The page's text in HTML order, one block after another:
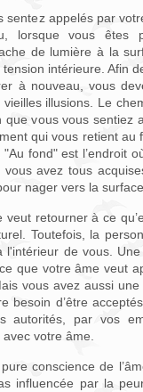
sentez appelés par
lorsque vous
de lumière à la
intérieure. Afin
à nouveau, vous
illusions. Le
vous vous sentiez
qui vous retient au
fond" est l’endroit
avez tous
nager vers la surface.
veut retourner à ce
Toutefois, la
l'intérieur de vous.
que votre âme veut
vous avez aussi
besoin d’être
autorités, par vos
votre âme.
conscience de
influencée par la